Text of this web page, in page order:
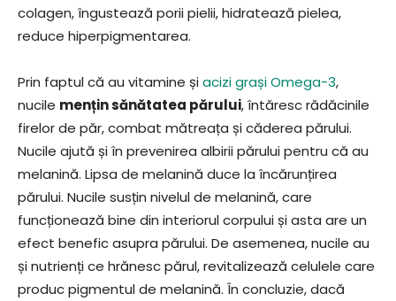
colagen, îngustează porii pielii, hidratează pielea,
reduce hiperpigmentarea.
Prin faptul că au vitamine șiacizi grași Omega-3,
nucile mențin sănătatea părului, întăresc rădăcinile
firelor de păr, combat mătreața și căderea părului.
Nucile ajută și în prevenirea albirii părului pentru că au
melanină. Lipsa de melanină duce la încărunțirea
părului. Nucile susțin nivelul de melanină, care
funcționează bine din interiorul corpului și asta are un
efect benefic asupra părului. De asemenea, nucile au
și nutrienți ce hrănesc părul, revitalizează celulele care
produc pigmentul de melanină. În concluzie, dacă